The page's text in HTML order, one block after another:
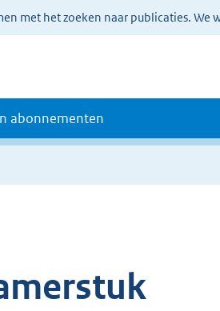
met het zoeken naar publicaties. We
abonnementen